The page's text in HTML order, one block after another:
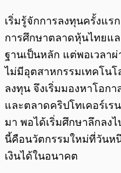
เริ่มรู้จักการลงทุนครั้งแร
การศึกษาตลาดหุ้นไทยแ
ฐานเป็นหลัก แต่พอเวลา
ไม่มีอุตสาหกรรมเทคโน
ลงทุน จึงเริ่มมองหาโอก
และตลาดคริปโทเคอร์เร
มา พอได้เริ่มศึกษาลึกลง
นี้คือนวัตกรรมใหม่ที่วันห
เงินได้ในอนาคต